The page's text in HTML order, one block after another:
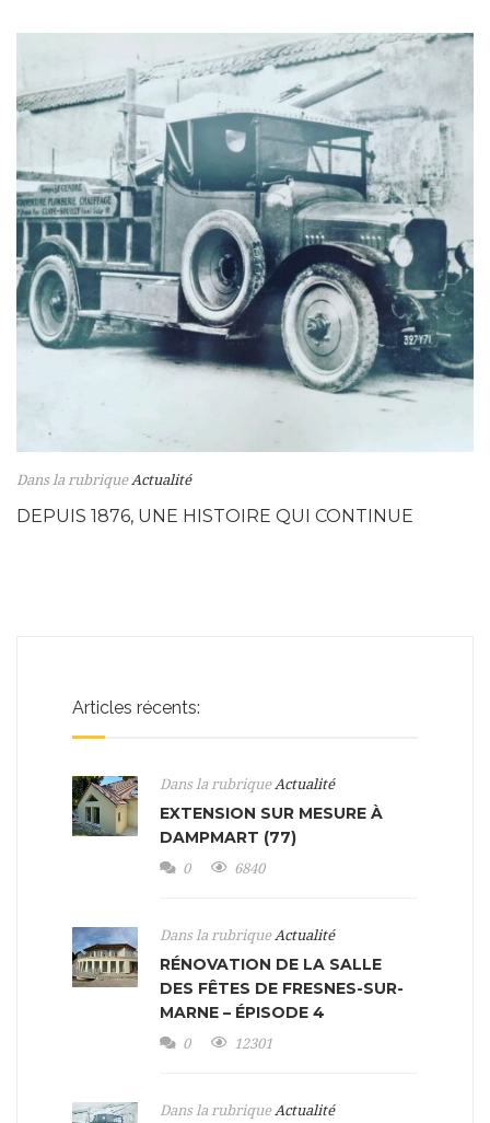
Dans la rubrique Actualité
DEPUIS 1876, UNE HISTOIRE QUI CONTINUE
Articles récents:
Dans la rubrique Actualité
EXTENSION SUR MESURE À
DAMPMART (77)
0 6840
Dans la rubrique Actualité
RÉNOVATION DE LA SALLE
DES FÊTES DE FRESNES-SUR-
MARNE – ÉPISODE 4
0 12301
Dans la rubrique Actualité